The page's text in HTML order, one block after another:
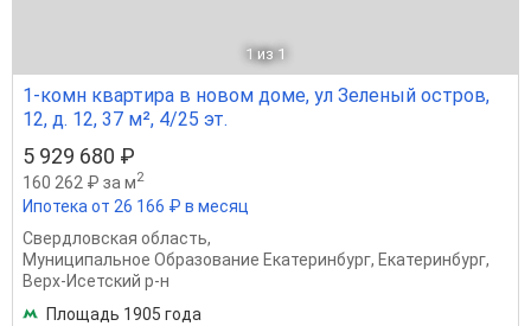
1 из 1
1-комн квартира в новом доме, ул Зеленый остров,
12, д. 12, 37 м², 4/25 эт.
5 929 680 ₽
160 262 ₽ за м2
Ипотека от 26 166 ₽ в месяц
Свердловская область,
Муниципальное Образование Екатеринбург, Екатеринбург,
Верх-Исетский р-н
Площадь 1905 года